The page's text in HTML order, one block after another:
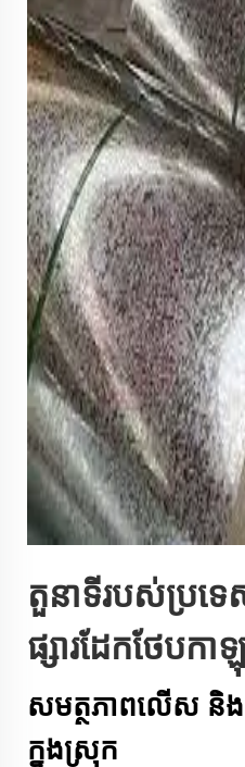
តួនាទីរបស់ប្រទ
ផ្សារដែកថែបក
សមត្ថភាពលើស
ក្នុង​ស្រុក